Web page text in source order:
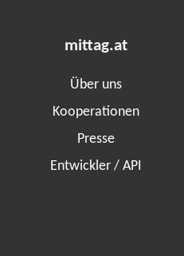
mittag.at
Über uns
Kooperationen
Presse
Entwickler / API